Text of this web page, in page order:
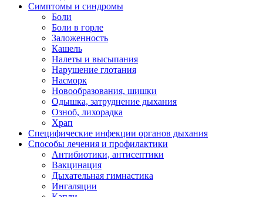
Симптомы и синдромы
Боли
Боли в горле
Заложенность
Кашель
Налеты и высыпания
Нарушение глотания
Насморк
Новообразования, шишки
Одышка, затруднение дыхания
Озноб, лихорадка
Храп
Специфические инфекции органов дыхания
Способы лечения и профилактики
Антибиотики, антисептики
Вакцинация
Дыхательная гимнастика
Ингаляции